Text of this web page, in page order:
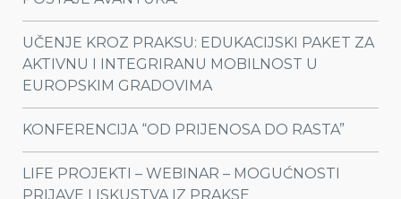
UČENJE KROZ PRAKSU: EDUKACIJSKI PAKET ZA
AKTIVNU I INTEGRIRANU MOBILNOST U
EUROPSKIM GRADOVIMA
KONFERENCIJA “OD PRIJENOSA DO RASTA”
LIFE PROJEKTI – WEBINAR – MOGUĆNOSTI
PRIJAVE I ISKUSTVA IZ PRAKSE